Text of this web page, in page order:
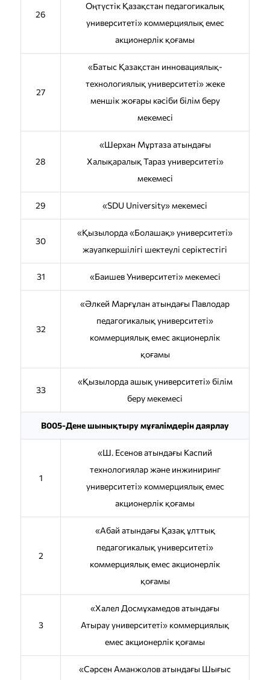
26
Оңтүстік Қазақстан педагогикалық
университеті» коммерциялық емес
акционерлік қоғамы
27
«Батыс Қазақстан инновациялық-
технологиялық университеті» жеке
меншік жоғары кәсіби білім беру
мекемесі
28
«Шерхан Мұртаза атындағы
Халықаралық Тараз университеті»
мекемесі
29 «SDU University» мекемесі
30
«Қызылорда «Болашақ» университеті»
жауапкершілігі шектеулі серіктестігі
31 «Баишев Университеті» мекемесі
32
«Әлкей Марғұлан атындағы Павлодар
педагогикалық университеті»
коммерциялық емес акционерлік
қоғамы
33
«Қызылорда ашық университеті» білім
беру мекемесі
B005-Дене шынықтыру мұғалімдерін даярлау
1
«Ш. Есенов атындағы Каспий
технологиялар және инжиниринг
университеті» коммерциялық емес
акционерлік қоғамы
2
«Абай атындағы Қазақ ұлттық
педагогикалық университеті»
коммерциялық емес акционерлік
қоғамы
3
«Халел Досмұхамедов атындағы
Атырау университеті» коммерциялық
емес акционерлік қоғамы
«Сәрсен Аманжолов атындағы Шығыс